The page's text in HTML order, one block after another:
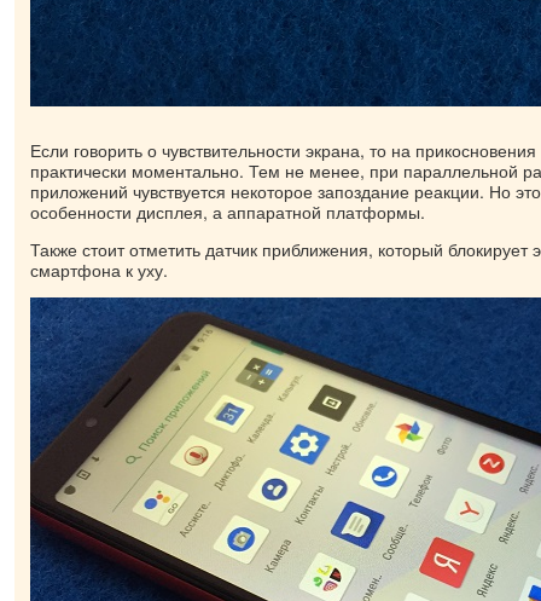
Если говорить о чувствительности экрана, то на
практически моментально. Тем не менее, при параллельной
приложений чувствуется некоторое запоздание реакции. Но
особенности дисплея, а аппаратной платформы.
Также стоит отметить датчик приближения, который блокирует
смартфона к уху.